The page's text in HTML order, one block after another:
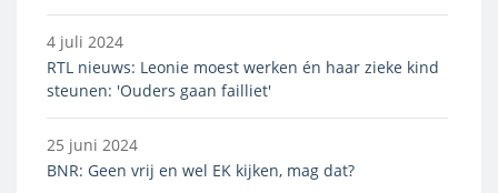
4 juli 2024
RTL nieuws: Leonie moest werken én haar zieke kind
steunen: 'Ouders gaan failliet'
25 juni 2024
BNR: Geen vrij en wel EK kijken, mag dat?